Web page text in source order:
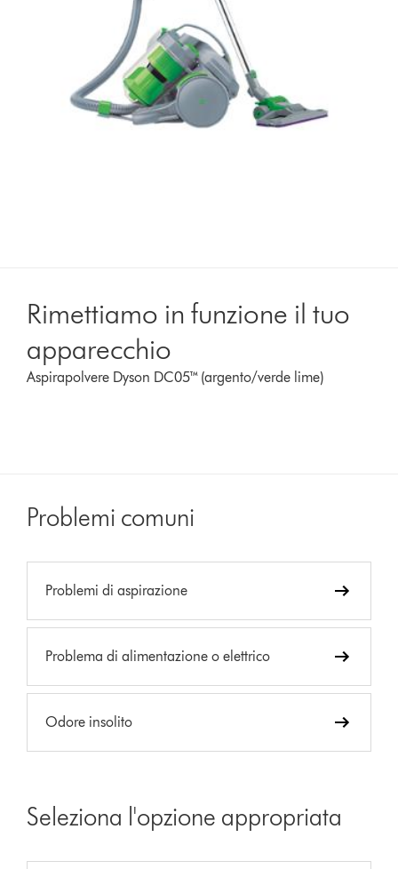
Rimettiamo in funzione il tuo
apparecchio
Aspirapolvere Dyson DC05™ (argento/verde lime)
Problemi comuni
Problemi di aspirazione
Problema di alimentazione o elettrico
Odore insolito
Seleziona l'opzione appropriata